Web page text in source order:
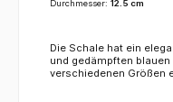
Durchmesser: 12.5 cm
Die Schale hat ein
und gedämpften
verschiedenen Größen